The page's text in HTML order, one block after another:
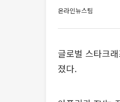
온라인뉴스팀
글로벌 스타크
졌다.